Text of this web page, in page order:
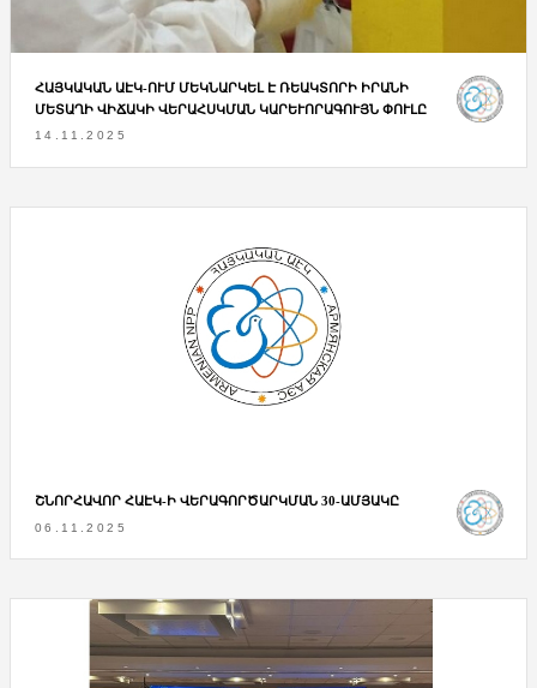
ՀԱՅԿԱԿԱՆ ԱԷԿ-ՈՒՄ ՄԵԿՆԱՐԿԵԼ Է ՌԵԱԿՏՈՐԻ ԻՐԱՆԻ
ՄԵՏԱՂԻ ՎԻՃԱԿԻ ՎԵՐԱՀՍԿՄԱՆ ԿԱՐԵՒՈՐԱԳՈՒՅՆ ՓՈՒԼԸ
14.11.2025
ՇՆՈՐՀԱՎՈՐ ՀԱԷԿ-Ի ՎԵՐԱԳՈՐԾԱՐԿՄԱՆ 30-ԱՄՅԱԿԸ
06.11.2025